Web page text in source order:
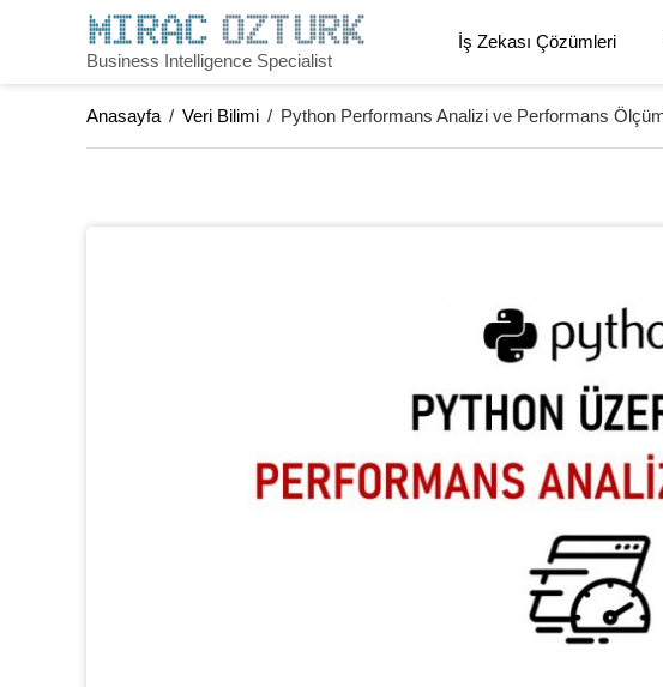
Business Intelligence Specialist
İş Zekası Çözümleri
Anasayfa / Veri Bilimi / Python Performans Analizi ve Performans